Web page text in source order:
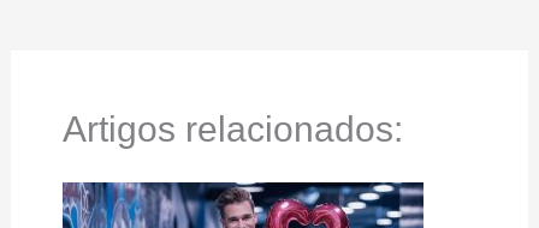
Artigos relacionados: